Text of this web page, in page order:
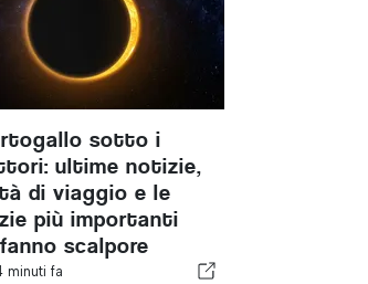
sotto i
ultime notizie,
di viaggio e le
più importanti
scalpore
minuti fa